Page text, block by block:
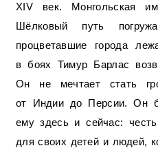
XIV век. Монгольская империя рушится, Великий
Шёлковый путь
процветавшие города
в боях Тимур Барлас
Он не мечтает стать
от Индии до Персии. Он
ему здесь и сейчас:
для своих детей и людей,